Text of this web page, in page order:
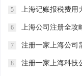
5 上海记账报税费用大揭秘：
6 上海公司注册全攻略：从
7 注册一家上海公司需
8 注册一家上海科技公司需